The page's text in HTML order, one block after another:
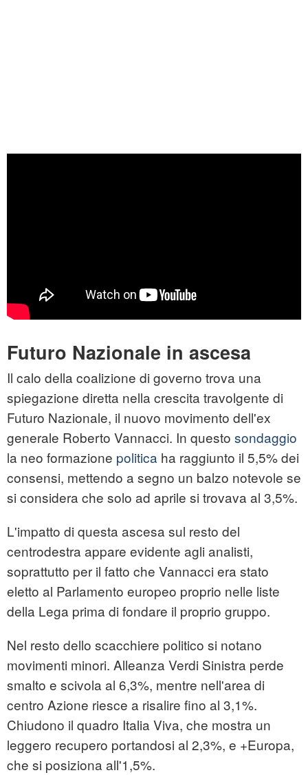
Futuro Nazionale in ascesa
Il calo della coalizione di governo trova una
spiegazione diretta nella crescita travolgente di
Futuro Nazionale, il nuovo movimento dell'ex
generale Roberto Vannacci. In questo sondaggio
la neo formazione politica ha raggiunto il 5,5% dei
consensi, mettendo a segno un balzo notevole se
si considera che solo ad aprile si trovava al 3,5%.
L'impatto di questa ascesa sul resto del
centrodestra appare evidente agli analisti,
soprattutto per il fatto che Vannacci era stato
eletto al Parlamento europeo proprio nelle liste
della Lega prima di fondare il proprio gruppo.
Nel resto dello scacchiere politico si notano
movimenti minori. Alleanza Verdi Sinistra perde
smalto e scivola al 6,3%, mentre nell'area di
centro Azione riesce a risalire fino al 3,1%.
Chiudono il quadro Italia Viva, che mostra un
leggero recupero portandosi al 2,3%, e +Europa,
che si posiziona all'1,5%.